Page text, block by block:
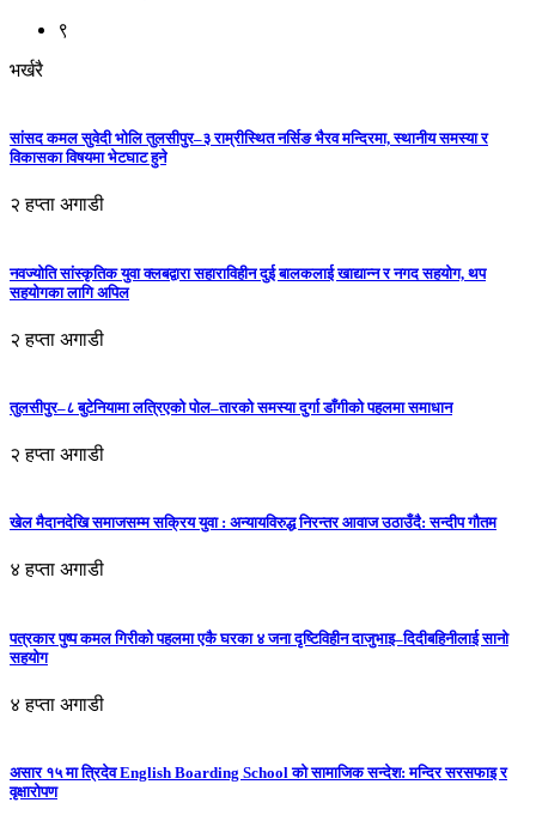
९
भर्खरै
सांसद कमल सुवेदी भोलि तुलसीपुर–३ राम्रीस्थित नर्सिङ भैरव मन्दिरमा, स्थानीय समस्या र
विकासका विषयमा भेटघाट हुने
२ हप्ता अगाडी
नवज्योति सांस्कृतिक युवा क्लबद्वारा सहाराविहीन दुई बालकलाई खाद्यान्न र नगद सहयोग, थप
सहयोगका लागि अपिल
२ हप्ता अगाडी
तुलसीपुर–८ बुटेनियामा लत्रिएको पोल–तारको समस्या दुर्गा डाँगीको पहलमा समाधान
२ हप्ता अगाडी
खेल मैदानदेखि समाजसम्म सक्रिय युवा : अन्यायविरुद्ध निरन्तर आवाज उठाउँदै: सन्दीप गौतम
४ हप्ता अगाडी
पत्रकार पुष्प कमल गिरीको पहलमा एकै घरका ४ जना दृष्टिविहीन दाजुभाइ–दिदीबहिनीलाई सानो
सहयोग
४ हप्ता अगाडी
असार १५ मा त्रिदेव English Boarding School को सामाजिक सन्देश: मन्दिर सरसफाइ र
वृक्षारोपण